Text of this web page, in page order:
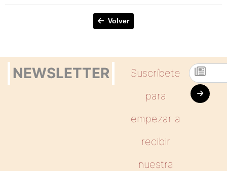
Volver
NEWSLETTER
Suscríbete
para
empezar a
recibir
nuestra